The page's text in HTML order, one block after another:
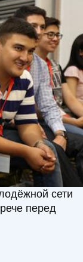
сети
перед